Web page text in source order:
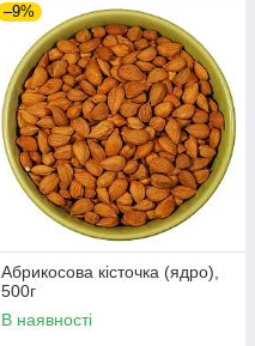
–9%
Абрикосова кісточка (ядро),
500г
В наявності